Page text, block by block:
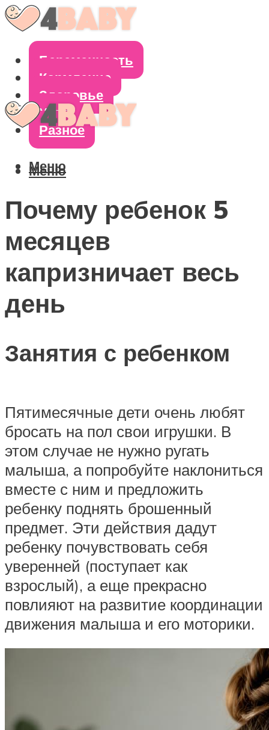
Беременность
Кормление
Здоровье
Уход
Разное
Меню
Меню
Почему ребенок 5
месяцев
капризничает весь
день
Занятия с ребенком
Пятимесячные дети очень любят
бросать на пол свои игрушки. В
этом случае не нужно ругать
малыша, а попробуйте наклониться
вместе с ним и предложить
ребенку поднять брошенный
предмет. Эти действия дадут
ребенку почувствовать себя
уверенней (поступает как
взрослый), а еще прекрасно
повлияют на развитие координации
движения малыша и его моторики.